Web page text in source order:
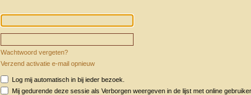
Wachtwoord vergeten?
Verzend activatie e-mail opnieuw
Log mij automatisch in bij ieder bezoek.
Mij gedurende deze sessie als Verborgen weergeven in de lijst met online